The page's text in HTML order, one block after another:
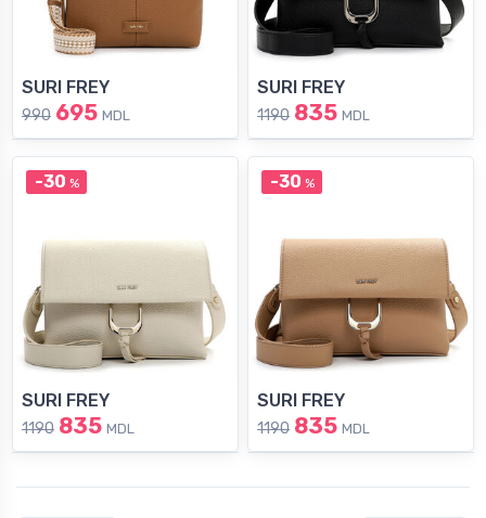
SURI FREY
990 695 MDL
SURI FREY
1190 835 MDL
-30 %
SURI FREY
1190 835 MDL
-30 %
SURI FREY
1190 835 MDL